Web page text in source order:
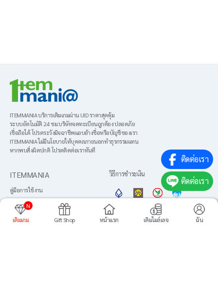
ติดต่อเรา
ติดต่อเรา
ITEMMANIA บริการเติมเกมผ่าน UID ราคาสุดคุ้ม
ระบบอัตโนมัติ 24 ชม.บริษัทจดทะเบียนถูกต้อง ปลอดภัย
เชื่อถือได้ โปรดระวังมิจฉาชีพแอบอ้างชื่อหรือบัญชีของเรา
ITEMMANIA ไม่มีนโยบายให้บุคคลภายนอกทำธุรกรรมแทน
หากพบสิ่งผิดปกติ โปรดติดต่อเราทันที
ITEMMANIA
คู่มือการใช้งาน
About us
ข้อตกลงการใช้งาน
วิธีการชำระเงิน
N
เติมเกม
Gift Shop หน้าแรก เติมไมล์เลจ ฉัน